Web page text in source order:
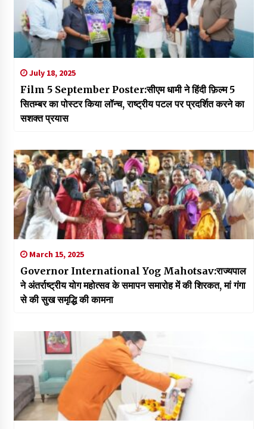
July 18, 2025
Film 5 September Poster:सीएम धामी ने हिंदी फ़िल्म 5
सितम्बर का पोस्टर किया लॉन्च, राष्ट्रीय पटल पर प्रदर्शित करने का
सशक्त प्रयास
March 15, 2025
Governor International Yog Mahotsav:राज्यपाल
ने अंतर्राष्ट्रीय योग महोत्सव के समापन समारोह में की शिरकत, मां गंगा
से की सुख समृद्धि की कामना